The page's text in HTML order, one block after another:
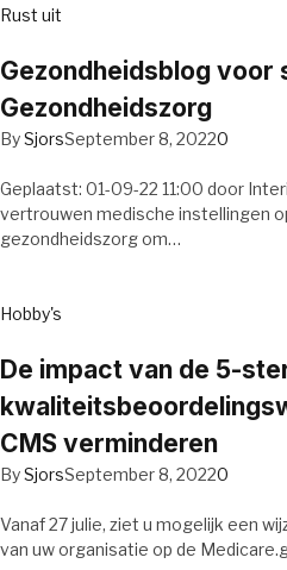
Rust uit
Gezondheidsblog voor
Gezondheidszorg
BySjorsSeptember 8, 20220
Geplaatst: 01-09-22 11:00 door
vertrouwen medische instellingen
gezondheidszorg om…
Hobby's
De impact van de 5-
CMS verminderen
BySjorsSeptember 8, 20220
Vanaf 27 julie, ziet u mogelijk een
van uw organisatie op de